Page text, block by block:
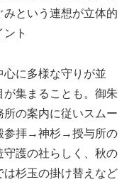
という連想が立体的
ト
に多様な守りが並
集まることも。御朱
の案内に従いスムー
参拝→神杉→授与所の
護の社らしく、秋の
は杉玉の掛け替えなど